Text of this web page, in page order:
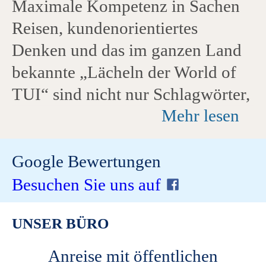
Maximale Kompetenz in Sachen
Reisen, kundenorientiertes
Denken und das im ganzen Land
bekannte „Lächeln der World of
TUI“ sind nicht nur Schlagwörter,
sondern werden von allen TUI
eigene Reisen kennen die
engagierten Mitarbeiter:innen
viele Destinationen weltweit und
haben immer einen Geheimtipp
für Sie parat. Kommen Sie vorbei
Mehr lesen
Google Bewertungen
Besuchen Sie uns auf
UNSER BÜRO
Anreise mit öffentlichen